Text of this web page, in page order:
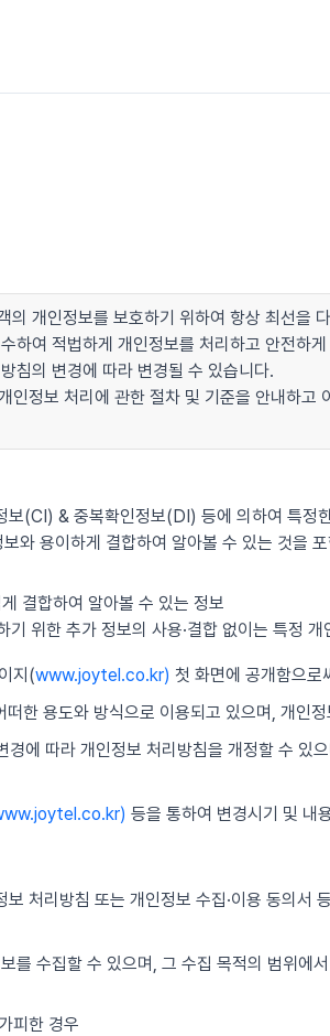
개인정보를 보호하기 위하여 항상 최선을
하여 적법하게 개인정보를 처리하고 안전하
침의 변경에 따라 변경될 수 있습니다.
인정보 처리에 관한 절차 및 기준을 안내하
(CI) & 중복확인정보(DI) 등에 의하여 특정
와 용이하게 결합하여 알아볼 수 있는 것을
결합하여 알아볼 수 있는 정보
위한 추가 정보의 사용·결합 없이는 특정
지(www.joytel.co.kr) 첫 화면에 공개함으로
한 용도와 방식으로 이용되고 있으며, 개인
에 따라 개인정보 처리방침을 개정할 수 있
등을 통하여 변경시기 및 내
처리방침 또는 개인정보 수집·이용 동의서
를 수집할 수 있으며, 그 수집 목적의 범위에
피한 경우